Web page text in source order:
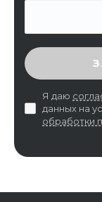
ВВЕДИТЕ
Я даю
данных на
обработки